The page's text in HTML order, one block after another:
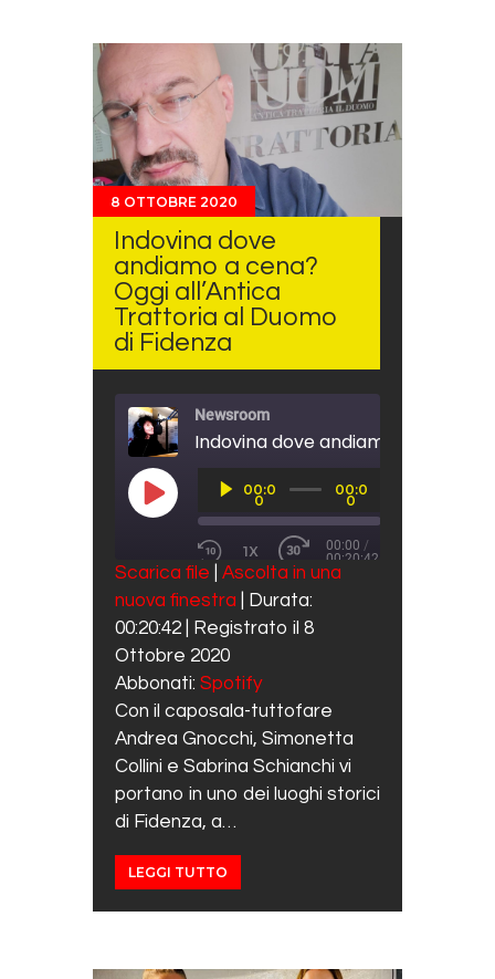
8 OTTOBRE 2020
Indovina dove
andiamo a cena?
Oggi all’Antica
Trattoria al Duomo
di Fidenza
Newsroom
PLAY EPISODE
Audio
Player00:0
0
00:0
0
REWIND 10 SECONDS
1X
FAST FORWARD 30
00:00 /
00:20:42
SUBSCRIBE SHARE
Spotify
RSS FEED
SHARE
LINK
EMBED
Scarica file
Ascolta in una
nuova finestra
Durata:
00:20:42
Registrato il 8
Ottobre 2020
Abbonati: Spotify
Con il caposala-tuttofare
Andrea Gnocchi, Simonetta
Collini e Sabrina Schianchi vi
portano in uno dei luoghi storici
di Fidenza, a…
LEGGI TUTTO